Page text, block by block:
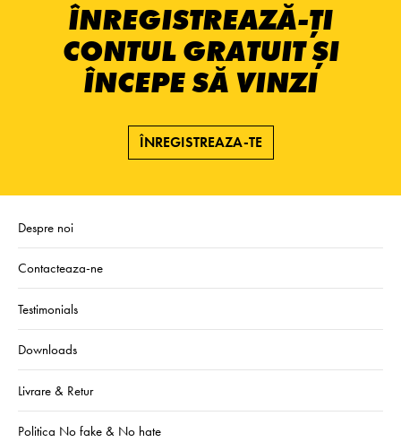
ÎNREGISTREAZĂ-ȚI
CONTUL GRATUIT ȘI
ÎNCEPE SĂ VINZI
ÎNREGISTREAZA-TE
Despre noi
Contacteaza-ne
Testimonials
Downloads
Livrare & Retur
Politica No fake & No hate